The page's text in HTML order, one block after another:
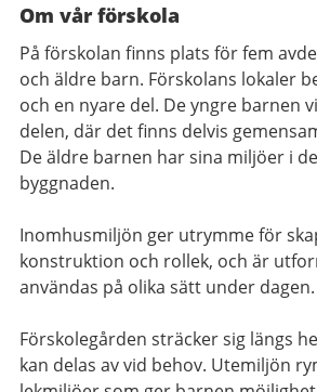
Om vår förskola
På förskolan finns plats för fem
och äldre barn. Förskolans lokaler
och en nyare del. De yngre barnen
delen, där det finns delvis
De äldre barnen har sina miljöer i
byggnaden.
Inomhusmiljön ger utrymme för
konstruktion och rollek, och är
användas på olika sätt under dagen.
Förskolegården sträcker sig längs
kan delas av vid behov. Utemiljön